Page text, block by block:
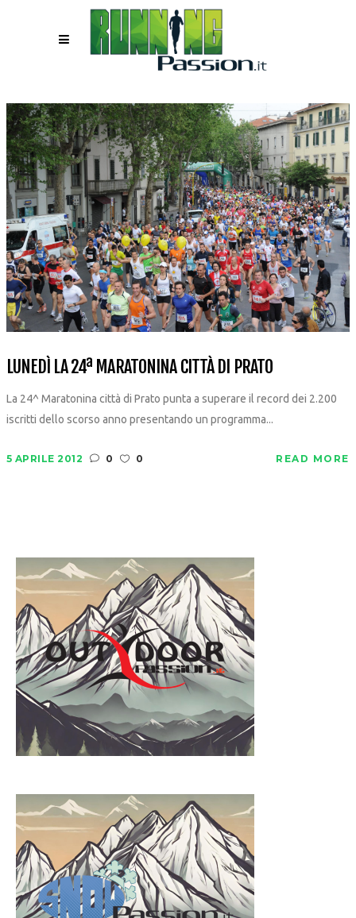
LUNEDÌ LA 24ª MARATONINA CITTÀ DI PRATO
La 24^ Maratonina città di Prato punta a superare il record dei 2.200
iscritti dello scorso anno presentando un programma...
5 APRILE 2012 0 0 READ MORE